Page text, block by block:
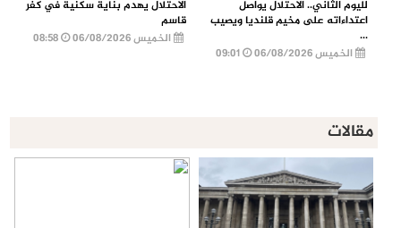
لليوم الثاني.. الاحتلال يواصل
اعتداءاته على مخيم قلنديا ويصيب
...
الخميس 06/08/2026
الاحتلال يهدم بناية سكنية في كفر
قاسم
الخميس 06/08/2026
08:58
مقالات